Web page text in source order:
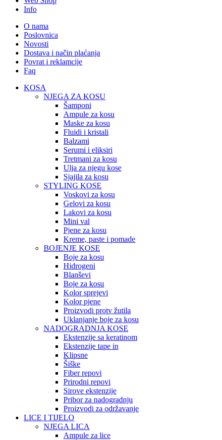
Info
O nama
Poslovnica
Novosti
Dostava i način plaćanja
Povrat i reklamcije
Faq
KOSA
NJEGA ZA KOSU
Šamponi
Ampule za kosu
Maske za kosu
Fluidi i kristali
Balzami
Serumi i eliksiri
Tretmani za kosu
Ulja za njegu kose
Sjajila za kosu
STYLING KOSE
Voskovi za kosu
Gelovi za kosu
Lakovi za kosu
Mini val
Pjene za kosu
Kreme, paste i pomade
BOJENJE KOSE
Boje za kosu
Hidrogeni
Blanševi
Boje za kosu
Kolor sprejevi
Kolor pjene
Proizvodi protv žutila
Uklanjanje boje za kosu
NADOGRADNJA KOSE
Ekstenzije sa keratinom
Ekstenzije tape in
Klipsne
Šiške
Fiber repovi
Prirodni repovi
Sirove ekstenzije
Pribor za nadogradnju
Proizvodi za održavanje
LICE I TIJELO
NJEGA LICA
Ampule za lice